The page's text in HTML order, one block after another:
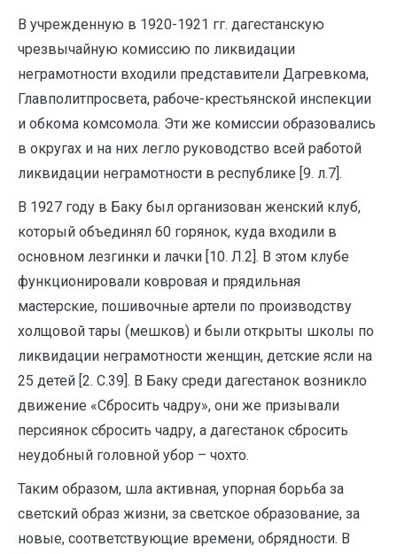
В учрежденную в 1920-1921 гг. дагестанскую
чрезвычайную комиссию по ликвидации
неграмотности входили представители Дагревкома,
Главполитпросвета, рабоче-крестьянской инспекции
и обкома комсомола. Эти же комиссии образовались
в округах и на них легло руководство всей работой
ликвидации неграмотности в республике [9. л.7].
В 1927 году в Баку был организован женский клуб,
который объединял 60 горянок, куда входили в
основном лезгинки и лачки [10. Л.2]. В этом клубе
функционировали ковровая и прядильная
мастерские, пошивочные артели по производству
холщовой тары (мешков) и были открыты школы по
ликвидации неграмотности женщин, детские ясли на
25 детей [2. С.39]. В Баку среди дагестанок возникло
движение «Сбросить чадру», они же призывали
персиянок сбросить чадру, а дагестанок сбросить
неудобный головной убор – чохто.
Таким образом, шла активная, упорная борьба за
светский образ жизни, за светское образование, за
новые, соответствующие времени, обрядности. В